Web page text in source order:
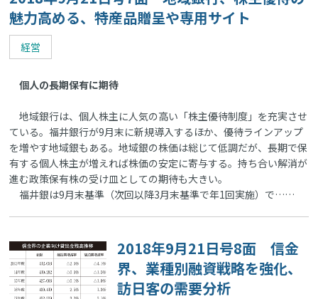
魅力高める、特産品贈呈や専用サイト
経営
個人の長期保有に期待
地域銀行は、個人株主に人気の高い「株主優待制度」を充実させ
ている。福井銀行が9月末に新規導入するほか、優待ラインアップ
を増やす地域銀もある。地域銀の株価は総じて低調だが、長期で保
有する個人株主が増えれば株価の安定に寄与する。持ち合い解消が
進む政策保有株の受け皿としての期待も大きい。
福井銀は9月末基準（次回以降3月末基準で年1回実施）で……
2018年9月21日号8面 信金
界、業種別融資戦略を強化、
訪日客の需要分析